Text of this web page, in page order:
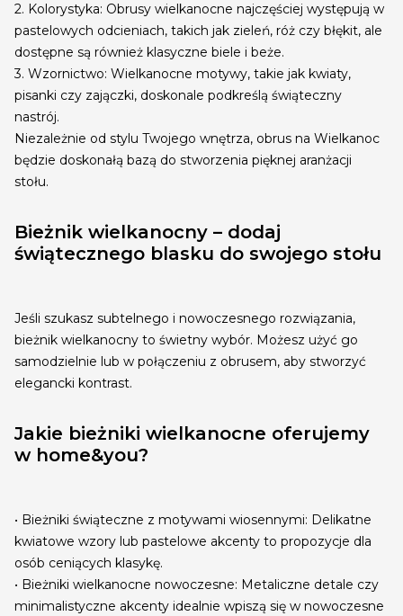
2. Kolorystyka: Obrusy wielkanocne najczęściej występują w
pastelowych odcieniach, takich jak zieleń, róż czy błękit, ale
dostępne są również klasyczne biele i beże.
3. Wzornictwo: Wielkanocne motywy, takie jak kwiaty,
pisanki czy zajączki, doskonale podkreślą świąteczny
nastrój.
Niezależnie od stylu Twojego wnętrza, obrus na Wielkanoc
będzie doskonałą bazą do stworzenia pięknej aranżacji
stołu.
Bieżnik wielkanocny – dodaj
świątecznego blasku do swojego stołu
Jeśli szukasz subtelnego i nowoczesnego rozwiązania,
bieżnik wielkanocny to świetny wybór. Możesz użyć go
samodzielnie lub w połączeniu z obrusem, aby stworzyć
elegancki kontrast.
Jakie bieżniki wielkanocne oferujemy
w home&you?
• Bieżniki świąteczne z motywami wiosennymi: Delikatne
kwiatowe wzory lub pastelowe akcenty to propozycje dla
osób ceniących klasykę.
• Bieżniki wielkanocne nowoczesne: Metaliczne detale czy
minimalistyczne akcenty idealnie wpiszą się w nowoczesne